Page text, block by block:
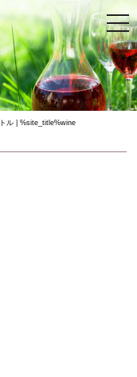
ル | %site_title%wine